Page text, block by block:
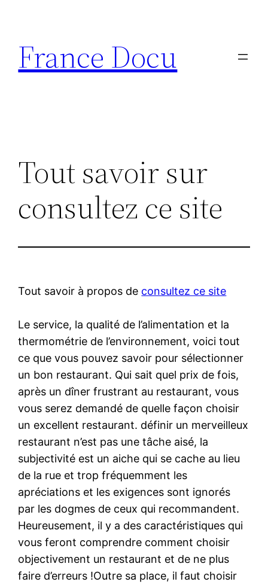
contenu
France Docu
Tout savoir sur
consultez ce site
Tout savoir à propos de consultez ce site
Le service, la qualité de l’alimentation et la
thermométrie de l’environnement, voici tout
ce que vous pouvez savoir pour sélectionner
un bon restaurant. Qui sait quel prix de fois,
après un dîner frustrant au restaurant, vous
vous serez demandé de quelle façon choisir
un excellent restaurant. définir un merveilleux
restaurant n’est pas une tâche aisé, la
subjectivité est un aiche qui se cache au lieu
de la rue et trop fréquemment les
apréciations et les exigences sont ignorés
par les dogmes de ceux qui recommandent.
Heureusement, il y a des caractéristiques qui
vous feront comprendre comment choisir
objectivement un restaurant et de ne plus
faire d’erreurs !Outre sa place, il faut choisir